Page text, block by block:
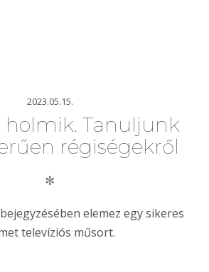
2023.05.15.
holmik. Tanuljunk
régiségekről
✻
elemez egy sikeres
televíziós műsort.